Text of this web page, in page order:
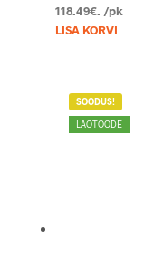
118.49€. /pk
LISA KORVI
SOODUS!
LAOTOODE